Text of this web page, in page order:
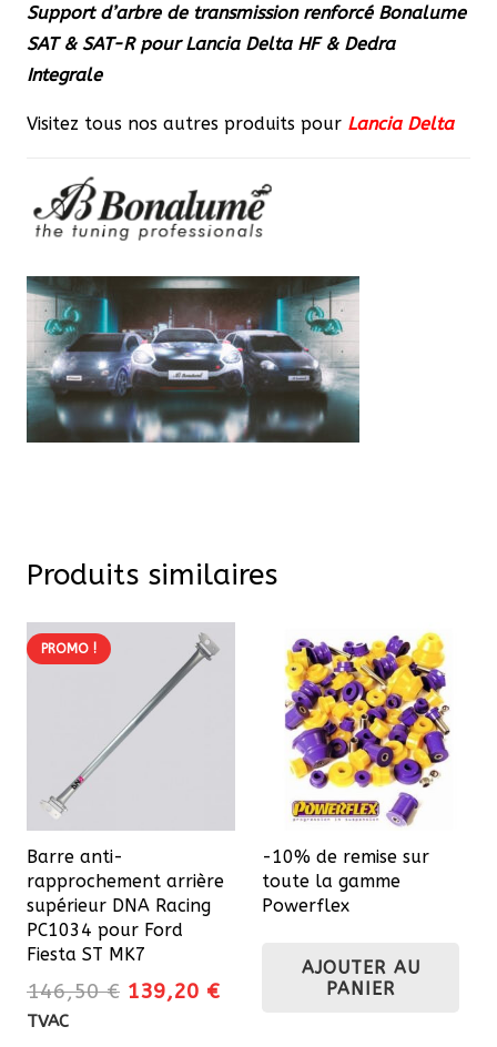
Support d’arbre de transmission renforcé Bonalume
SAT & SAT-R pour Lancia Delta HF & Dedra
Integrale
Visitez tous nos autres produits pour Lancia Delta
Produits similaires
PROMO !
Barre anti-
rapprochement arrière
supérieur DNA Racing
PC1034 pour Ford
Fiesta ST MK7
146,50€ Le
139,20 €Le
TVAC
-10% de remise sur
toute la gamme
Powerflex
AJOUTER AU
PANIER